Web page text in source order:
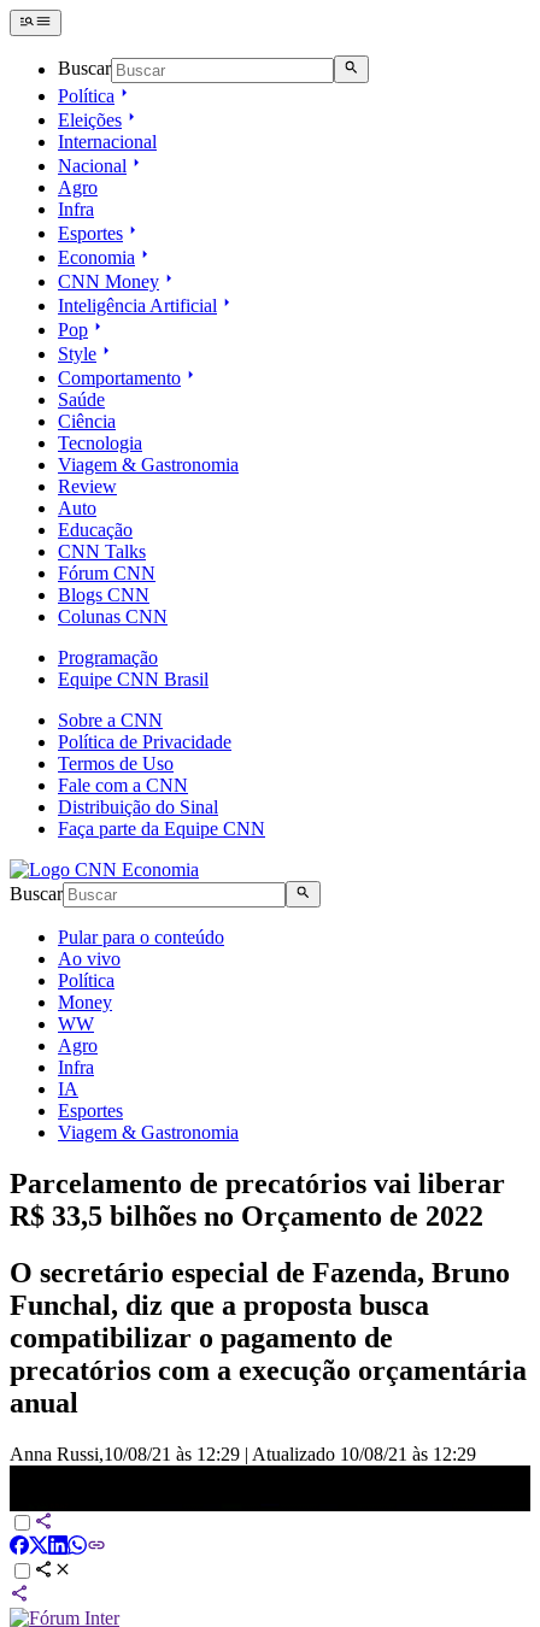
Buscar
Política
Eleições
Internacional
Nacional
Agro
Infra
Esportes
Economia
CNN Money
Inteligência Artificial
Pop
Style
Comportamento
Saúde
Ciência
Tecnologia
Viagem & Gastronomia
Review
Auto
Educação
CNN Talks
Fórum CNN
Blogs CNN
Colunas CNN
Programação
Equipe CNN Brasil
Sobre a CNN
Política de Privacidade
Termos de Uso
Fale com a CNN
Distribuição do Sinal
Faça parte da Equipe CNN
Buscar
Pular para o conteúdo
Ao vivo
Política
Money
WW
Agro
Infra
IA
Esportes
Viagem & Gastronomia
Parcelamento de precatórios vai liberar
R$ 33,5 bilhões no Orçamento de 2022
O secretário especial de Fazenda, Bruno
Funchal, diz que a proposta busca
compatibilizar o pagamento de
precatórios com a execução orçamentária
anual
Anna Russi,10/08/21 às 12:29 | Atualizado 10/08/21 às 12:29